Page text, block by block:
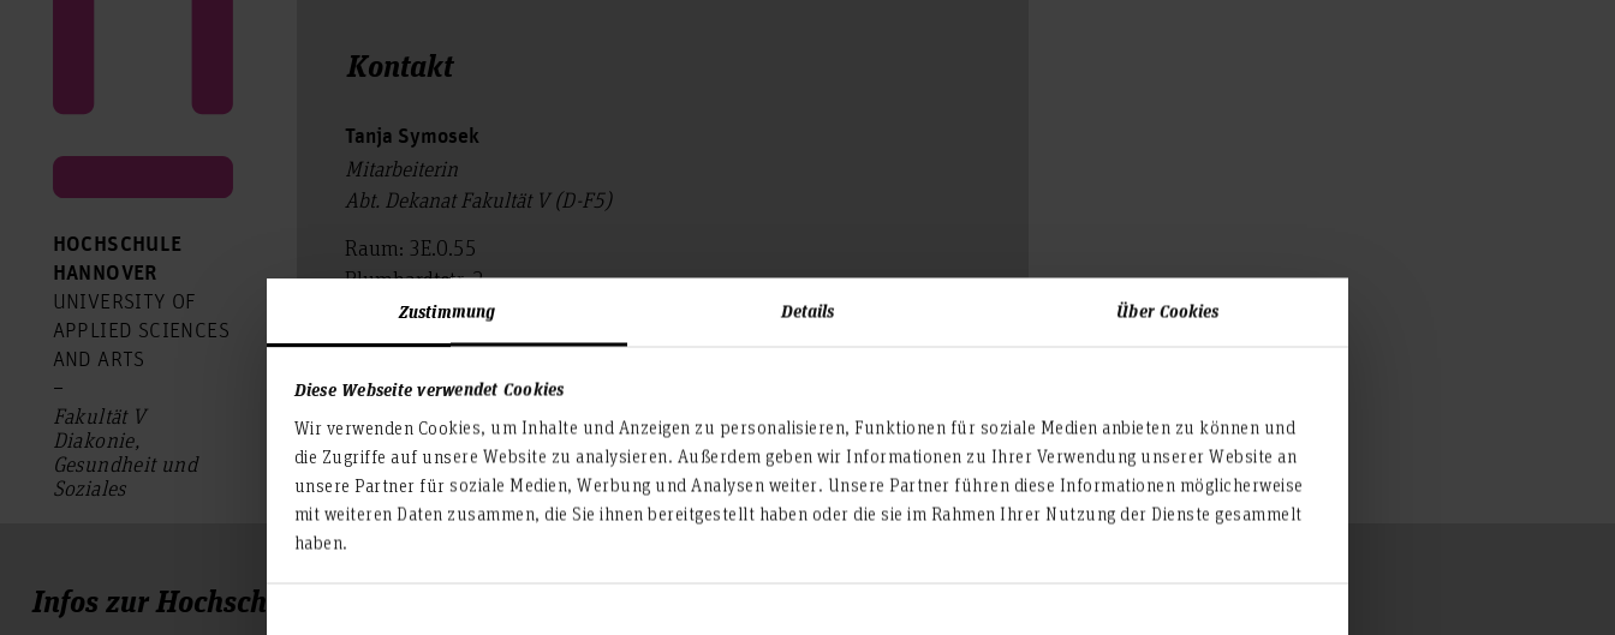
Zustimmung Details Über Cookies
Diese Webseite verwendet Cookies
Wir verwenden Cookies, um Inhalte und Anzeigen zu personalisieren, Funktionen für soziale Medien anbieten zu können und
die Zugriffe auf unsere Website zu analysieren. Außerdem geben wir Informationen zu Ihrer Verwendung unserer Website an
unsere Partner für soziale Medien, Werbung und Analysen weiter. Unsere Partner führen diese Informationen möglicherweise
mit weiteren Daten zusammen, die Sie ihnen bereitgestellt haben oder die sie im Rahmen Ihrer Nutzung der Dienste gesammelt
haben.
HOCHSCHULE
HANNOVER
UNIVERSITY OF
APPLIED SCIENCES
AND ARTS
–
Fakultät V
Diakonie,
Gesundheit und
Soziales
Kontakt
Tanja Symosek
Mitarbeiterin
Abt. Dekanat Fakultät V (D-F5)
Raum: 3E.0.55
Blumhardtstr. 2
30625 Hannover
Infos zur Hochschule